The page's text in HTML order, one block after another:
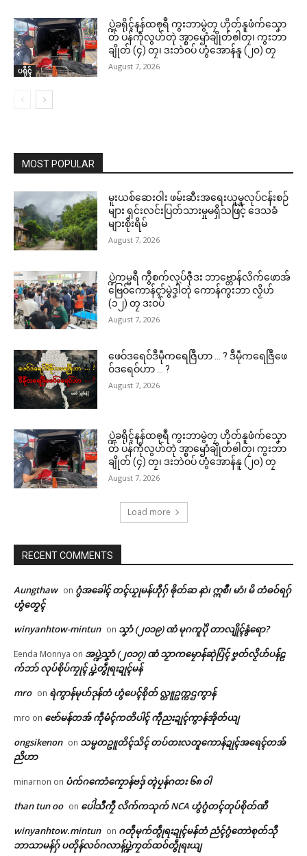
ဌာန်ပရိုၚ်ဗၠးၜးမန်
ပရိုၚ်လက္ကရဴအိုတ်
🏛 လညာတ်ပါ်ပဲါ
ညးဒါန်လိက်
ဗွဳဒဳယဵု
Related
မန်ပ္ဍဲ မန်မ္ၚး သ္ဒးဒှ်မွဲမှပ် မွဲကသပ်
ရောၚ်
May 21, 2026
ကိစ္စသ္ဂံၚ်ပၠန်ဂတး (၈) တၠ လုပ်အာ
ဟေၚ် NMSP-AD ဟီု
In "ပရိုၚ်"
ပရိုၚ်
ပ္ဍဲခရိုၚ်နန်ထၜုရဳ ကွးဘာမွဲတၠ ဟိုတ်နူဖံက်သၞော
တ် ပန်ကဵုလွဟ်တုဲ အ္စာၝောံချိုတ်ၜါတၠ၊ ကွးဘာ
ချိုတ် (၄) တၠ၊ ဒးဘဲဝပ် ဟွံအောန်နူ (၂၀) တၠ
August 7, 2026
MOST POPULAR
မူးယစ်ဆေးဝါး ဖမ်းဆီးအရေးယူမှုလုပ်ငန်းစဉ်
များ ရှင်းလင်းပြတ်သားမှုမရှိသဖြင့် ဒေသခံ
များစိုးရိမ်
August 7, 2026
ပ္ဍဲကမ္မရဳ ကွဳစက်လုပ်ဇီုဒး ဘာဗ္တောန်လိက်ဖောအ်
ဗြေဝ်ကောန်ၚာ်မွဲဒၞါဲတုဲ ကောန်ကွးဘာ လၟိဟ်
(၁၂) တၠ ဒးဝပ်
August 7, 2026
ဖေဝ်ဒရေဝ်ဒဳမဵုကရေဇြဳဟာ … ? ဒဳမဵုကရေဇြဳဖေ
ဝ်ဒရေဝ်ဟာ … ?
August 7, 2026
ပ္ဍဲခရိုၚ်နန်ထၜုရဳ ကွးဘာမွဲတၠ ဟိုတ်နူဖံက်သၞော
တ် ပန်ကဵုလွဟ်တုဲ အ္စာၝောံချိုတ်ၜါတၠ၊ ကွးဘာ
ချိုတ် (၄) တၠ၊ ဒးဘဲဝပ် ဟွံအောန်နူ (၂၀) တၠ
August 7, 2026
Load more
RECENT COMMENTS
Aungthaw on ဂွံအခေါၚ် တၚ်ယၟုမန်ဟီုဂှ် ၜိုတ်ဆ နာဲ၊ ဣစဳ၊ မာံ၊ မိ တံဓဝ်ရဂှ်
ဟွံတၟေၚ်
winyanhtow-mintun on သၞာံ (၂၀၁၉) ဏံ မုဂကူပိုဲ တာလျိုၚ်နွံရော?
Eenda Monnya on အပ္ဍဲသၞာံ (၂၀၁၇) ဏံ သၟာကမၠောန်ဆုဲပြံၚ် ဗၞတ်လၟိဟ်ပန်ဠ
က်ဘာ် လုပ်စိုပ်ကၠုၚ် ပ္ဍဲတွဵုရးဍုၚ်မန်
mro on ရဲကွာန်မုဟ်ဒုန်တံ ဟွံပေၚ်စိုတ် လ္တူဥက္ကဌကွာန်
mro on ဗော်မန်တအ် ကဵုမံၚ်ကတိပါၚ် ကဵုညးဍုၚ်ကွာန်အိုတ်ယျ
ongsikenon on သမ္မတဥူတိၚ်သိၚ် တပ်တးလတူကောန်ဍုၚ်အရေၚ်တအ်
ညိဟာ
minarnon on ပံက်ဂကောံကၠောန်ဗဒှ် တ္ၚဲပၠန်ဂတး ၆၈ ဝါ
than tun oo on ပေါဲသဳကၠဳ လိက်ကသုက် NCA ဟွံဂွံတၚ်တုပ်စိုတ်ဏီ
winyanhtow.mintun on ဂတဵုမုက်တွဵုရးဍုၚ်မန်တံ ညံၚ်ဂွံတောဲစုတ်သီု
ဘာသာမန်ဂှ် ပတိုန်လဝ်ဂလာန်ပ္ဍဲကၠတ်ထဝ်တွဵုရးယျ